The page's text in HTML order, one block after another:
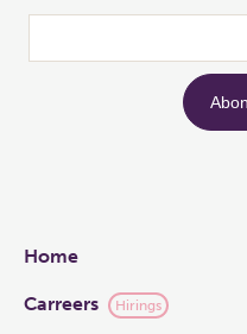
Links
Home
Carreers Hirings